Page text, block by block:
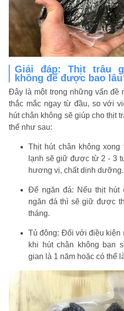
Giải đáp: Thịt trâu
không để được bao
Đây là một trong những vấn đề
thắc mắc ngay từ đầu, so với
hút chân không sẽ giúp cho thịt
thể như sau:
Thịt hút chân không xong
lạnh sẽ giữ được từ 2 - 3
hương vị, chất dinh dưỡng.
Để ngăn đá: Nếu thịt hút
ngăn đá thì sẽ giữ được
tháng.
Tủ đông: Đối với điều kiện
khi hút chân không bạn
gian là 1 năm hoặc có thể